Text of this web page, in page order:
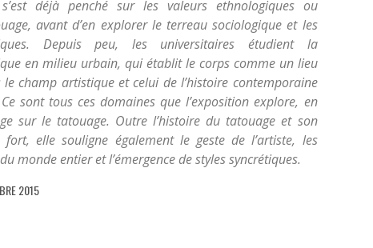
déjà penché sur les valeurs ethnologiques ou
avant d’en explorer le terreau sociologique et les
Depuis peu, les universitaires étudient la
en milieu urbain, qui établit le corps comme un lieu
champ artistique et celui de l’histoire contemporaine
sont tous ces domaines que l’exposition explore, en
sur le tatouage. Outre l’histoire du tatouage et son
fort, elle souligne également le geste de l’artiste, les
monde entier et l’émergence de styles syncrétiques.
2015